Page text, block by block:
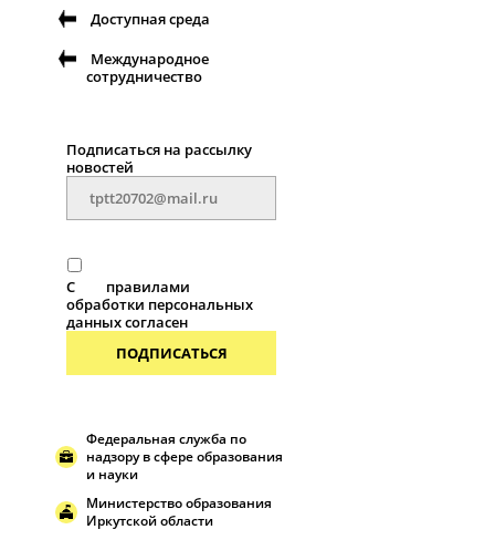
Доступная среда
Международное
сотрудничество
Подписаться на рассылку
новостей
С
правилами
обработки персональных
данных согласен
ПОДПИСАТЬСЯ
Федеральная служба по
надзору в сфере образования
и науки
Министерство образования
Иркутской области